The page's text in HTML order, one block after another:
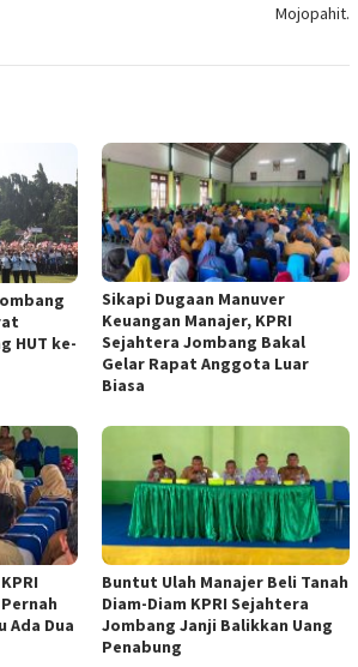
Mojopahit.
HUT ke-
Sikapi Dugaan Manuver
Keuangan Manajer, KPRI
Sejahtera Jombang Bakal
Gelar Rapat Anggota Luar
Biasa
Ada Dua
Buntut Ulah Manajer Beli Tanah
Diam-Diam KPRI Sejahtera
Jombang Janji Balikkan Uang
Penabung